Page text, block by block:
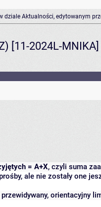
Aktualności, edytowanym
[11-2024L-MNIKA]
= A+X, czyli suma
ale nie zostały one
orientacyjny